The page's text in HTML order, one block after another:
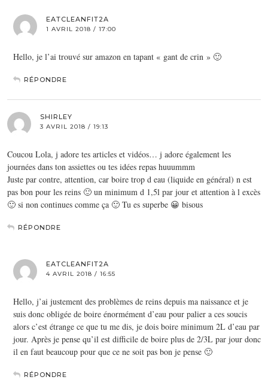
EATCLEANFIT2A
1 AVRIL 2018 / 17:00
Hello, je l’ai trouvé sur amazon en tapant « gant de crin » 🙂
RÉPONDRE
SHIRLEY
3 AVRIL 2018 / 19:13
Coucou Lola, j adore tes articles et vidéos… j adore également les
journées dans ton assiettes ou tes idées repas huuummm
Juste par contre, attention, car boire trop d eau (liquide en général) n est
pas bon pour les reins 🙂 un minimum d 1,5l par jour et attention à l excès
🙂 si non continues comme ça 🙂 Tu es superbe 😀 bisous
RÉPONDRE
EATCLEANFIT2A
4 AVRIL 2018 / 16:55
Hello, j’ai justement des problèmes de reins depuis ma naissance et je
suis donc obligée de boire énormément d’eau pour palier a ces soucis
alors c’est étrange ce que tu me dis, je dois boire minimum 2L d’eau par
jour. Après je pense qu’il est difficile de boire plus de 2/3L par jour donc
il en faut beaucoup pour que ce ne soit pas bon je pense 🙂
RÉPONDRE